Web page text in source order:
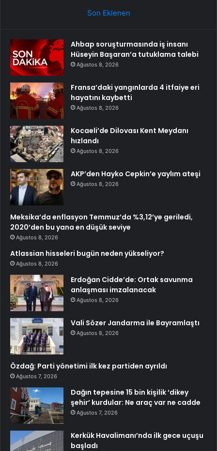
Son Eklenen
Ahbap soruşturmasında iş insanı
Hüseyin Başaran’a tutuklama talebi
Ağustos 8, 2026
Fransa’daki yangınlarda 4 itfaiye eri
hayatını kaybetti
Ağustos 8, 2026
Kocaeli’de Dilovası Kent Meydanı
hızlandı
Ağustos 8, 2026
AKP’den Hayko Cepkin’e yaylım ateşi
Ağustos 8, 2026
Meksika’da enflasyon Temmuz’da %3,12’ye geriledi,
2020’den bu yana en düşük seviye
Ağustos 8, 2026
Atlassian hisseleri bugün neden yükseliyor?
Ağustos 8, 2026
Erdoğan Cidde’de: Ortak savunma
anlaşması imzalanacak
Ağustos 8, 2026
Vali Sözer Jandarma ile Bayramlaştı
Ağustos 8, 2026
Özdağ: Parti yönetimi ilk kez partiden ayrıldı
Ağustos 7, 2026
Dağın tepesine 15 bin kişilik ‘dikey
şehir’ kurdular: Ne araç var ne cadde
Ağustos 7, 2026
Kerkük Havalimanı’nda ilk gece uçuşu
başladı